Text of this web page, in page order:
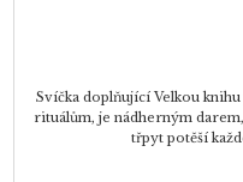
Svíčka doplňující Velkou
rituálům, je nádherným
třpyt potěší